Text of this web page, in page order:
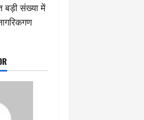
बड़ी संख्या में